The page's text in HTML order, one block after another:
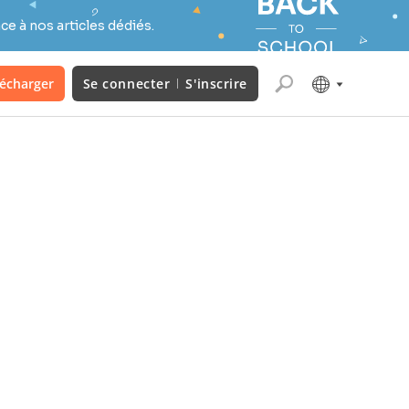
à nos articles dédiés.
Se connecter S'inscrire